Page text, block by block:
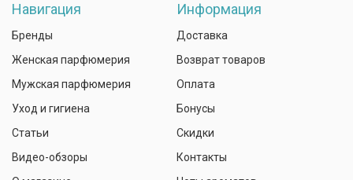
Навигация
Бренды
Женская парфюмерия
Мужская парфюмерия
Уход и гигиена
Статьи
Видео-обзоры
Информация
Доставка
Возврат товаров
Оплата
Бонусы
Скидки
Контакты